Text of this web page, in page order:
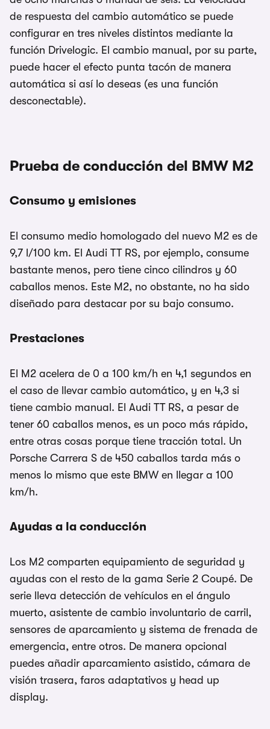
de respuesta del cambio automático se puede
configurar en tres niveles distintos mediante la
función Drivelogic. El cambio manual, por su parte,
puede hacer el efecto punta tacón de manera
automática si así lo deseas (es una función
desconectable).
Prueba de conducción del BMW M2
Consumo y emisiones
El consumo medio homologado del nuevo M2 es de
9,7 l/100 km. El Audi TT RS, por ejemplo, consume
bastante menos, pero tiene cinco cilindros y 60
caballos menos. Este M2, no obstante, no ha sido
diseñado para destacar por su bajo consumo.
Prestaciones
El M2 acelera de 0 a 100 km/h en 4,1 segundos en
el caso de llevar cambio automático, y en 4,3 si
tiene cambio manual. El Audi TT RS, a pesar de
tener 60 caballos menos, es un poco más rápido,
entre otras cosas porque tiene tracción total. Un
Porsche Carrera S de 450 caballos tarda más o
menos lo mismo que este BMW en llegar a 100
km/h.
Ayudas a la conducción
Los M2 comparten equipamiento de seguridad y
ayudas con el resto de la gama Serie 2 Coupé. De
serie lleva detección de vehículos en el ángulo
muerto, asistente de cambio involuntario de carril,
sensores de aparcamiento y sistema de frenada de
emergencia, entre otros. De manera opcional
puedes añadir aparcamiento asistido, cámara de
visión trasera, faros adaptativos y head up
display.